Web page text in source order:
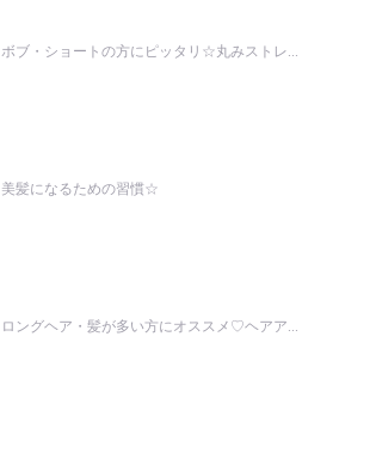
ボブ・ショートの方にピッタリ☆丸みストレ...
美髪になるための習慣☆
ロングヘア・髪が多い方にオススメ♡ヘアア...